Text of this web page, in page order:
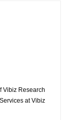
Vibiz Research
at Vibiz